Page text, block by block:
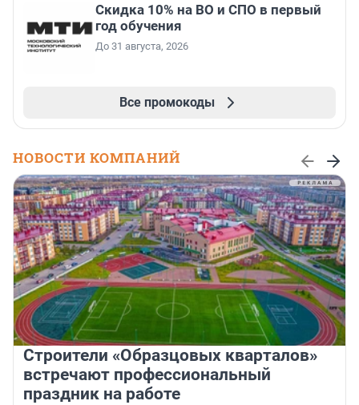
Скидка 10% на ВО и СПО в первый
год обучения
До 31 августа, 2026
Все промокоды
НОВОСТИ КОМПАНИЙ
Строители «Образцовых кварталов»
встречают профессиональный
праздник на работе